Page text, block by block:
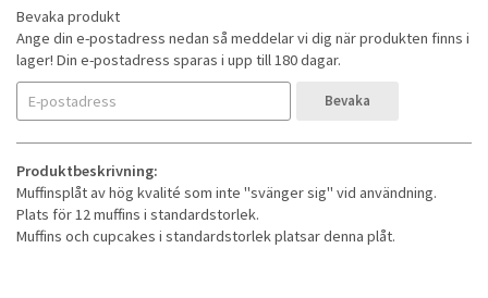
Bevaka produkt
Ange din e-postadress nedan så meddelar vi dig när produkten finns i
lager! Din e-postadress sparas i upp till 180 dagar.
Bevaka
Produktbeskrivning:
Muffinsplåt av hög kvalité som inte "svänger sig" vid användning.
Plats för 12 muffins i standardstorlek.
Muffins och cupcakes i standardstorlek platsar denna plåt.